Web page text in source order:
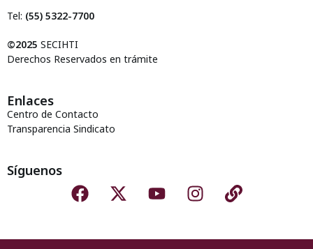
Tel: (55) 5322-7700
©2025 SECIHTI
Derechos Reservados en trámite
Enlaces
Centro de Contacto
Transparencia Sindicato
Síguenos